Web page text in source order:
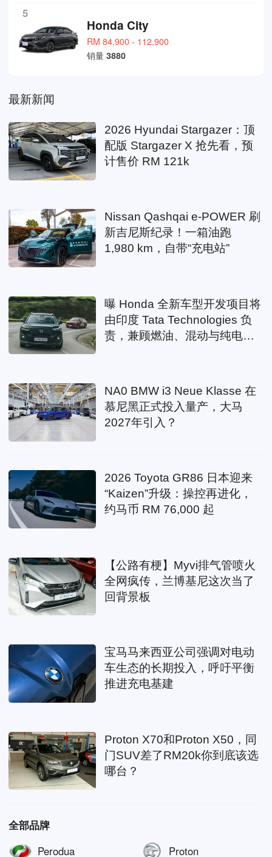
5
Honda City
RM 84,900 - 112,900
销量3880
最新新闻
2026 Hyundai Stargazer：顶
配版 Stargazer X 抢先看，预
计售价 RM 121k
Nissan Qashqai e-POWER 刷
新吉尼斯纪录！一箱油跑
1,980 km，自带“充电站”
曝 Honda 全新车型开发项目将
由印度 Tata Technologies 负
责，兼顾燃油、混动与纯电路
NA0 BMW i3 Neue Klasse 在
慕尼黑正式投入量产，大马
2027年引入？
2026 Toyota GR86 日本迎来
“Kaizen”升级：操控再进化，
约马币 RM 76,000 起
【公路有梗】Myvi排气管喷火
全网疯传，兰博基尼这次当了
回背景板
宝马马来西亚公司强调对电动
车生态的长期投入，呼吁平衡
推进充电基建
Proton X70和Proton X50，同
门SUV差了RM20k你到底该选
哪台？
全部品牌
Perodua
Proton